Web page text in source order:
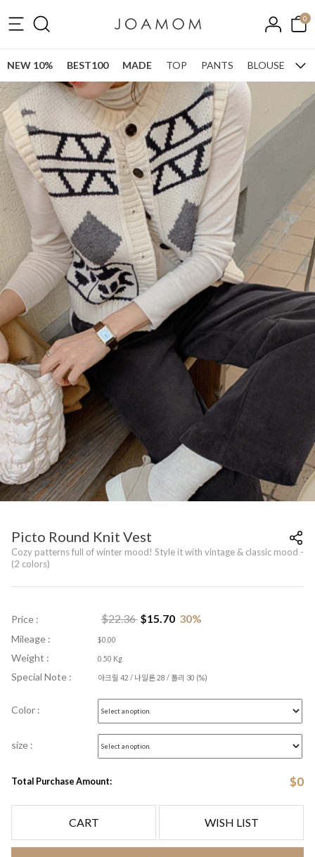
0
NEW 10% BEST100 MADE TOP PANTS BLOUSE
Picto Round Knit Vest
Cozy patterns full of winter mood! Style it with vintage & classic mood -
(2 colors)
Price : $22.36 $15.70 30%
Mileage : $0.00
Weight : 0.50 Kg
Special Note : 아크릴 42 / 나일론 28 / 폴리 30 (%)
Color :
size :
Total Purchase Amount: $0
CART WISH LIST